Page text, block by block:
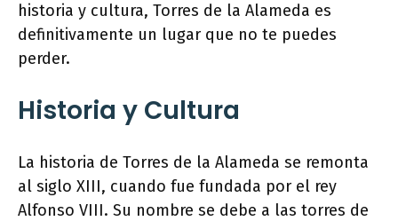
historia y cultura, Torres de la Alameda es
definitivamente un lugar que no te puedes
perder.
Historia y Cultura
La historia de Torres de la Alameda se remonta
al siglo XIII, cuando fue fundada por el rey
Alfonso VIII. Su nombre se debe a las torres de